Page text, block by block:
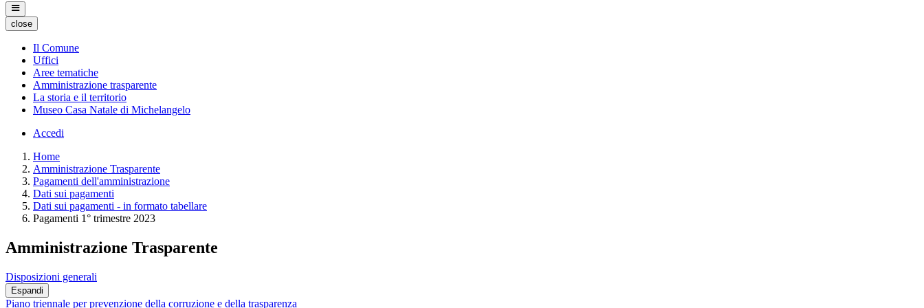
close
Il Comune
Uffici
Aree tematiche
Amministrazione trasparente
La storia e il territorio
Museo Casa Natale di Michelangelo
Accedi
Home
Amministrazione Trasparente
Pagamenti dell'amministrazione
Dati sui pagamenti
Dati sui pagamenti - in formato tabellare
Pagamenti 1° trimestre 2023
Amministrazione Trasparente
Disposizioni generali
Espandi
Piano triennale per prevenzione della corruzione e della trasparenza